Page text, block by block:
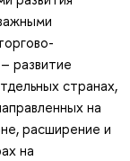
развитие
странах,
на
расширение и
на